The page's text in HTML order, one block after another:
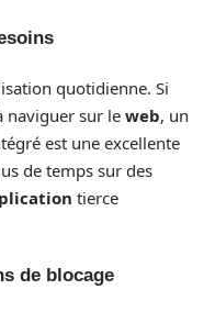
quotidienne. Si
naviguer sur leweb, un
est une excellente
de temps sur des
tierce
de blocage